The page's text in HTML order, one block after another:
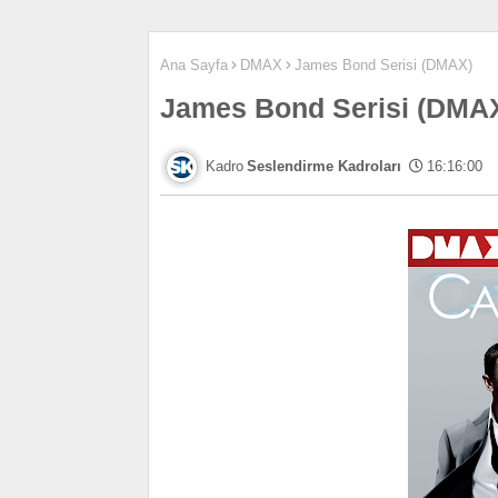
Ana Sayfa DMAX James Bond Serisi (DMAX)
James Bond Serisi
Seslendirme Kadroları 16:16:00